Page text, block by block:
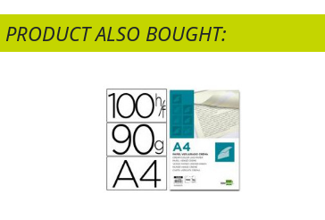
PRODUCT ALSO BOUGHT: